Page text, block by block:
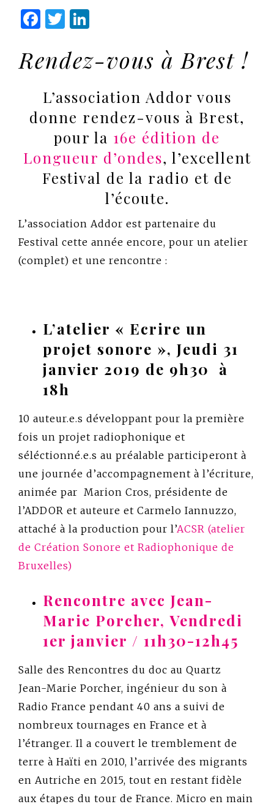
Facebook
Twitter
Rendez-vous à Brest !
L’association Addor vous
donne rendez-vous à Brest,
pour la 16e édition de
Longueur d’ondes, l’excellent
Festival de la radio et de
l’écoute.
L’association Addor est partenaire du
Festival cette année encore, pour un atelier
(complet) et une rencontre :
L’atelier « Ecrire un
projet sonore », Jeudi 31
janvier 2019 de 9h30 à
18h
10 auteur.e.s développant pour la première
fois un projet radiophonique et
séléctionné.e.s au préalable participeront à
une journée d’accompagnement à l’écriture,
animée par Marion Cros, présidente de
l’ADDOR et auteure et Carmelo Iannuzzo,
attaché à la production pour l’ACSR (atelier
de Création Sonore et Radiophonique de
Bruxelles)
Rencontre avec Jean-
Marie Porcher, Vendredi
1er janvier / 11h30-12h45
Salle des Rencontres du doc au Quartz
Jean-Marie Porcher, ingénieur du son à
Radio France pendant 40 ans a suivi de
nombreux tournages en France et à
l’étranger. Il a couvert le tremblement de
terre à Haïti en 2010, l’arrivée des migrants
en Autriche en 2015, tout en restant fidèle
aux étapes du tour de France. Micro en main